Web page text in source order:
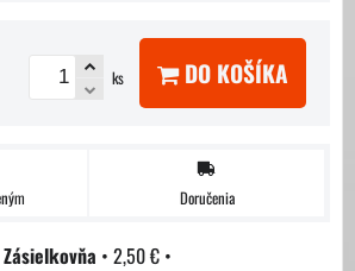
ks DO KOŠÍKA
Doručenia
Zásielkovňa • 2,50 € •